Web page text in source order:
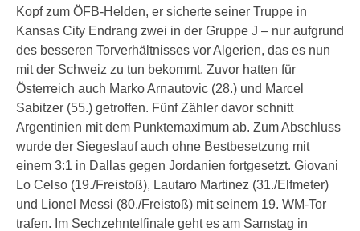
Kopf zum ÖFB-Helden, er sicherte seiner Truppe in
Kansas City Endrang zwei in der Gruppe J – nur aufgrund
des besseren Torverhältnisses vor Algerien, das es nun
mit der Schweiz zu tun bekommt. Zuvor hatten für
Österreich auch Marko Arnautovic (28.) und Marcel
Sabitzer (55.) getroffen. Fünf Zähler davor schnitt
Argentinien mit dem Punktemaximum ab. Zum Abschluss
wurde der Siegeslauf auch ohne Bestbesetzung mit
einem 3:1 in Dallas gegen Jordanien fortgesetzt. Giovani
Lo Celso (19./Freistoß), Lautaro Martinez (31./Elfmeter)
und Lionel Messi (80./Freistoß) mit seinem 19. WM-Tor
trafen. Im Sechzehntelfinale geht es am Samstag in